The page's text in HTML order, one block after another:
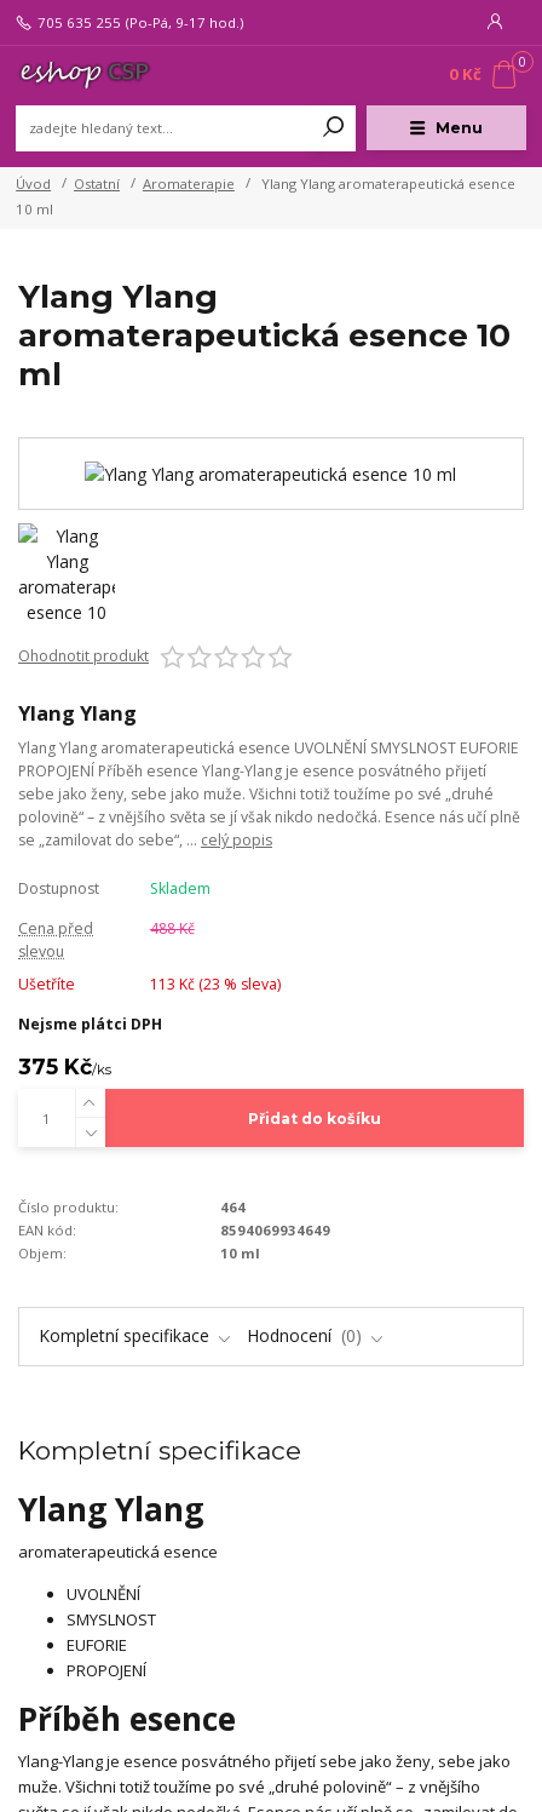
Menu
705 635 255 (Po-Pá, 9-17 hod.)
0
0 Kč
Úvod Ostatní Aromaterapie
Ylang Ylang aromaterapeutická esence
10 ml
Ylang Ylang
aromaterapeutická esence 10
ml
Ohodnotit produkt
Ylang Ylang
Ylang Ylang aromaterapeutická esence UVOLNĚNÍ SMYSLNOST EUFORIE
PROPOJENÍ Příběh esence Ylang-Ylang je esence posvátného přijetí
sebe jako ženy, sebe jako muže. Všichni totiž toužíme po své „druhé
polovině“ – z vnějšího světa se jí však nikdo nedočká. Esence nás učí plně
se „zamilovat do sebe“, ... celý popis
Dostupnost
Skladem
Cena před
slevou
488 Kč
Ušetříte 113 Kč (23 % sleva)
Nejsme plátci DPH
375 Kč/ks
Přidat do košíku
Číslo produktu:
464
EAN kód:
8594069934649
Objem:
10 ml
Kompletní specifikace Hodnocení 0
Kompletní specifikace
Ylang Ylang
aromaterapeutická esence
UVOLNĚNÍ
SMYSLNOST
EUFORIE
PROPOJENÍ
Příběh esence
Ylang-Ylang je esence posvátného přijetí sebe jako ženy, sebe jako
muže. Všichni totiž toužíme po své „druhé polovině“ – z vnějšího